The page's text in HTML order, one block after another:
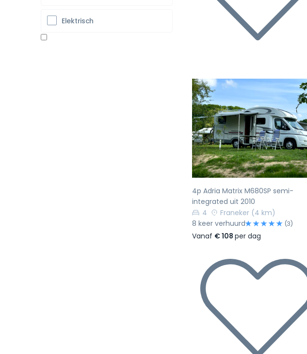
Vorige
4p Adria Matrix M680SP semi-
integrated uit 2010
4
Franeker (4 km)
8 keer verhuurd
(3)
Vanaf € 108 per dag
Elektrisch